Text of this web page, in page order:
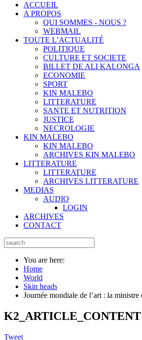
ACCUEIL
A PROPOS
QUI SOMMES - NOUS ?
WEBMAIL
TOUTE L’ACTUALITÉ
POLITIQUE
CULTURE ET SOCIETE
BILLET DE ALI KALONGA
ECONOMIE
SPORT
KIN MALEBO
LITTERATURE
SANTE ET NUTRITION
JUSTICE
NECROLOGIE
KIN MALEBO
KIN MALEBO
ARCHIVES KIN MALEBO
LITTERATURE
LITTERATURE
ARCHIVES LITTERATURE
MEDIAS
AUDIO
LOGIN
ARCHIVES
CONTACT
You are here:
Home
World
Skin heads
Journée mondiale de l’art : la
K2_ARTICLE_CONTENT
Tweet